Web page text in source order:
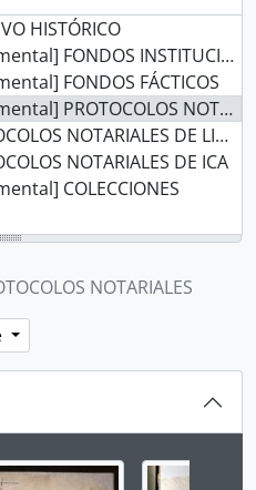
HISTÓRICO
FONDOS INSTITUCIONALES
FONDOS FÁCTICOS
PROTOCOLOS NOTARIALES
NOTARIALES DE LIMA
NOTARIALES DE ICA
COLECCIONES
NOTARIALES
of this carousel will